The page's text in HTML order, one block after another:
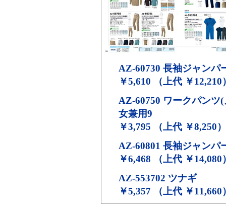
AZ-60730 長袖ジャンパ
￥5,610 （上代 ￥12,210
AZ-60750 ワークパンツ
女兼用9
￥3,795 （上代 ￥8,250）
AZ-60801 長袖ジャンパ
￥6,468 （上代 ￥14,080
AZ-553702 ツナギ
￥5,357 （上代 ￥11,660